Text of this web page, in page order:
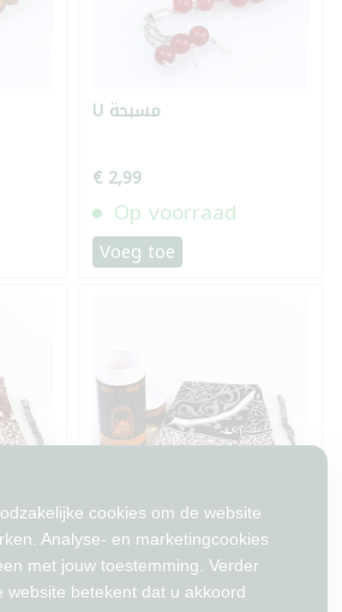
cookies om de website
Analyse- en marketingcookies
met jouw toestemming. Verder
website betekent dat u akkoord
U مسبحة
€ 2,99
Op voorraad
Voeg toe
سجادة صلاة مع مسبحة ضمن
علبة لون اسود
€ 6,99